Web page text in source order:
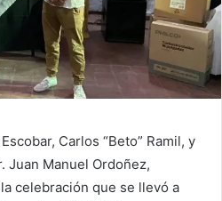
Carlos “Beto” Ramil, y
Juan Manuel Ordoñez,
celebración que se llevó a